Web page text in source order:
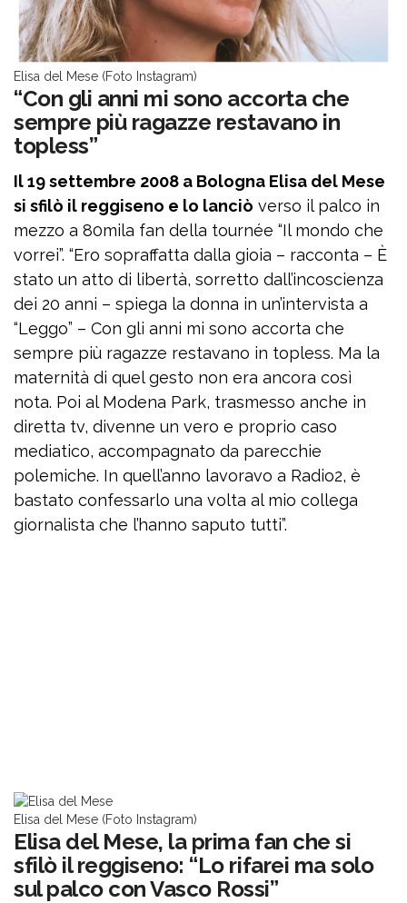
Elisa del Mese (Foto Instagram)
“Con gli anni mi sono accorta che
sempre più ragazze restavano in
topless”
Il 19 settembre 2008 a Bologna Elisa del Mese
si sfilò il reggiseno e lo lanciò verso il palco in
mezzo a 80mila fan della tournée “Il mondo che
vorrei”. “Ero sopraffatta dalla gioia – racconta – È
stato un atto di libertà, sorretto dall’incoscienza
dei 20 anni – spiega la donna in un’intervista a
“Leggo” – Con gli anni mi sono accorta che
sempre più ragazze restavano in topless. Ma la
maternità di quel gesto non era ancora così
nota. Poi al Modena Park, trasmesso anche in
diretta tv, divenne un vero e proprio caso
mediatico, accompagnato da parecchie
polemiche. In quell’anno lavoravo a Radio2, è
bastato confessarlo una volta al mio collega
giornalista che l’hanno saputo tutti”.
Elisa del Mese (Foto Instagram)
Elisa del Mese, la prima fan che si
sfilò il reggiseno: “Lo rifarei ma solo
sul palco con Vasco Rossi”